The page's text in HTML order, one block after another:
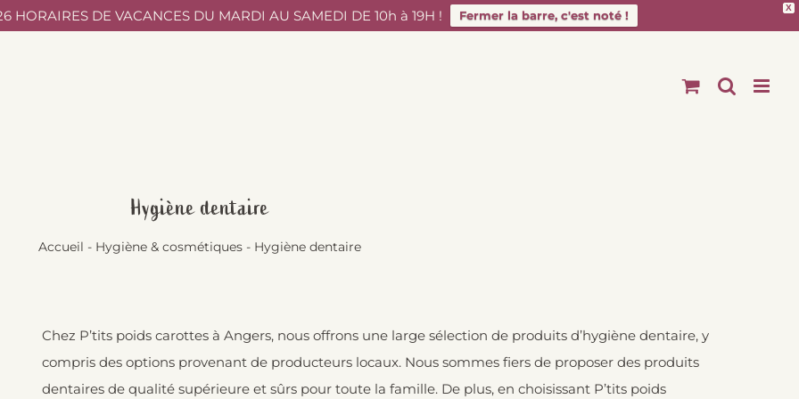
X
DE VACANCES DU MARDI AU SAMEDI DE 10h à 19H ! Fermer la barre, c'est noté !
Hygiène dentaire
Accueil - Hygiène & cosmétiques - Hygiène dentaire
Chez P’tits poids carottes à Angers, nous offrons une large sélection de produits d’hygiène dentaire, y
compris des options provenant de producteurs locaux. Nous sommes fiers de proposer des produits
dentaires de qualité supérieure et sûrs pour toute la famille. De plus, en choisissant P’tits poids